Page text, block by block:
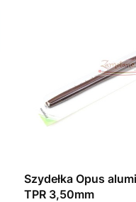
Szydełka Opus
TPR 3,50mm